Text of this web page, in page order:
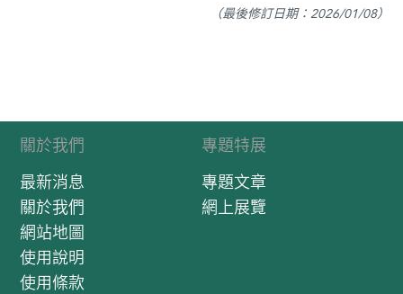
（最後修訂日期：2026/01/08）
關於我們
最新消息
關於我們
網站地圖
使用說明
使用條款
專題特展
專題文章
網上展覽